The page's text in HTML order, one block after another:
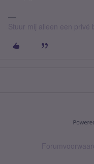
Stuur mij alleen een privé